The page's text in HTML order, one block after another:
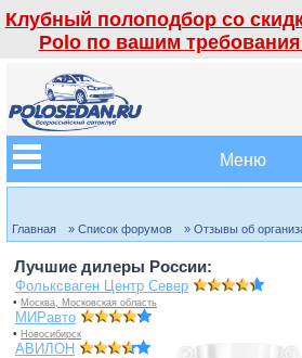
Клубный полоподбор со
Polo по вашим
Меню
Главная » Список форумов » Отзывы об
Лучшие дилеры России:
Фольксваген Центр Север
• Москва, Московская область
МИРавто
• Новосибирск
АВИЛОН